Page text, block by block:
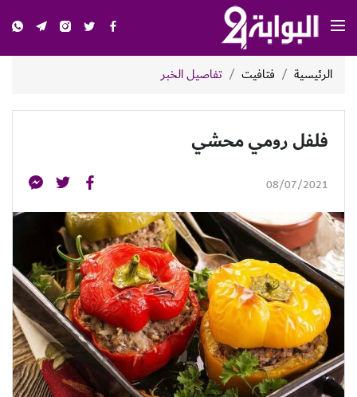
الرئيسية فتافيت تفاصيل الخبر
فلفل رومي محشي
08/07/2021